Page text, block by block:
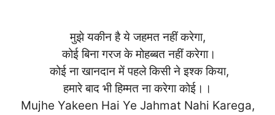
मुझे यकीन है ये जहमत नहीं करेगा,
कोई बिना गरज के मोहब्बत नहीं करेगा।
कोई ना खानदान में पहले किसी ने इश्क किया,
हमारे बाद भी हिम्मत ना करेगा कोई।।
Mujhe Yakeen Hai Ye Jahmat Nahi Karega,